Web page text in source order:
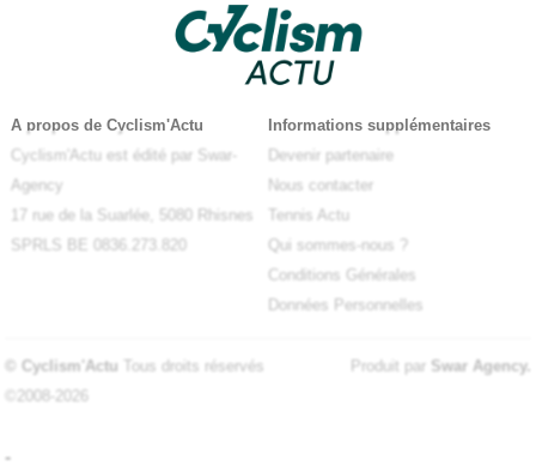
A propos de Cyclism'Actu
Cyclism'Actu est édité par Swar-
Agency
17 rue de la Suarlée, 5080 Rhisnes
SPRLS BE 0836.273.820
Informations supplémentaires
Devenir partenaire
Nous contacter
Tennis Actu
Qui sommes-nous ?
Conditions Générales
Données Personnelles
© Cyclism'Actu Tous droits réservés
©2008-2026
Produit par Swar Agency.
-